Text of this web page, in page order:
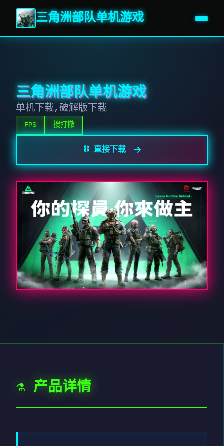
三角洲部队单机游戏
三角洲部队单机游戏
单机下载,破解版下载
FPS 搜打撤
⛓️ 直接下载
⚗️ 产品详情